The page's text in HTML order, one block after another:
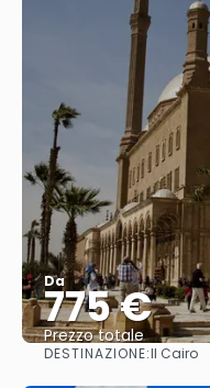
Da
775 €
Prezzo totale
DESTINAZIONE:Il Cairo